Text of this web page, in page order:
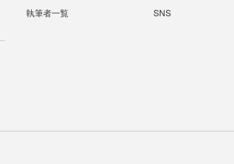
執筆者一覧
SNS